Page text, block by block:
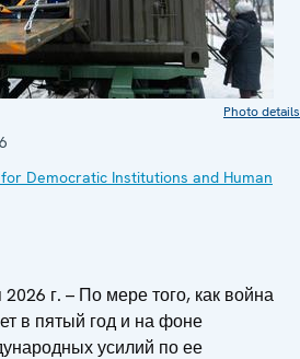
Photo details
for Democratic Institutions and Human
г. – По мере того, как война
в пятый год и на фоне
усилий по ее